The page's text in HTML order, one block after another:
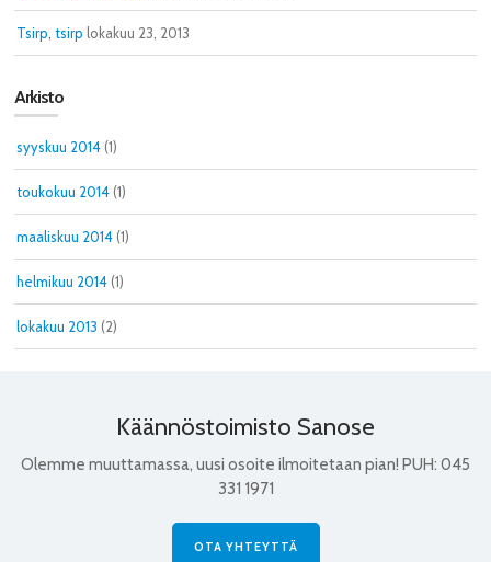
Tsirp, tsirp lokakuu 23, 2013
Arkisto
syyskuu 2014(1)
toukokuu 2014(1)
maaliskuu 2014(1)
helmikuu 2014(1)
lokakuu 2013 (2)
Käännöstoimisto Sanose
Olemme muuttamassa, uusi osoite ilmoitetaan pian! PUH: 045
331 1971
OTA YHTEYTTÄ